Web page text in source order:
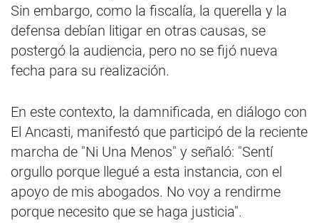
Sin embargo, como la fiscalía, la querella y la
defensa debían litigar en otras causas, se
postergó la audiencia, pero no se fijó nueva
fecha para su realización.
En este contexto, la damnificada, en diálogo con
El Ancasti, manifestó que participó de la reciente
marcha de "Ni Una Menos" y señaló: "Sentí
orgullo porque llegué a esta instancia, con el
apoyo de mis abogados. No voy a rendirme
porque necesito que se haga justicia".